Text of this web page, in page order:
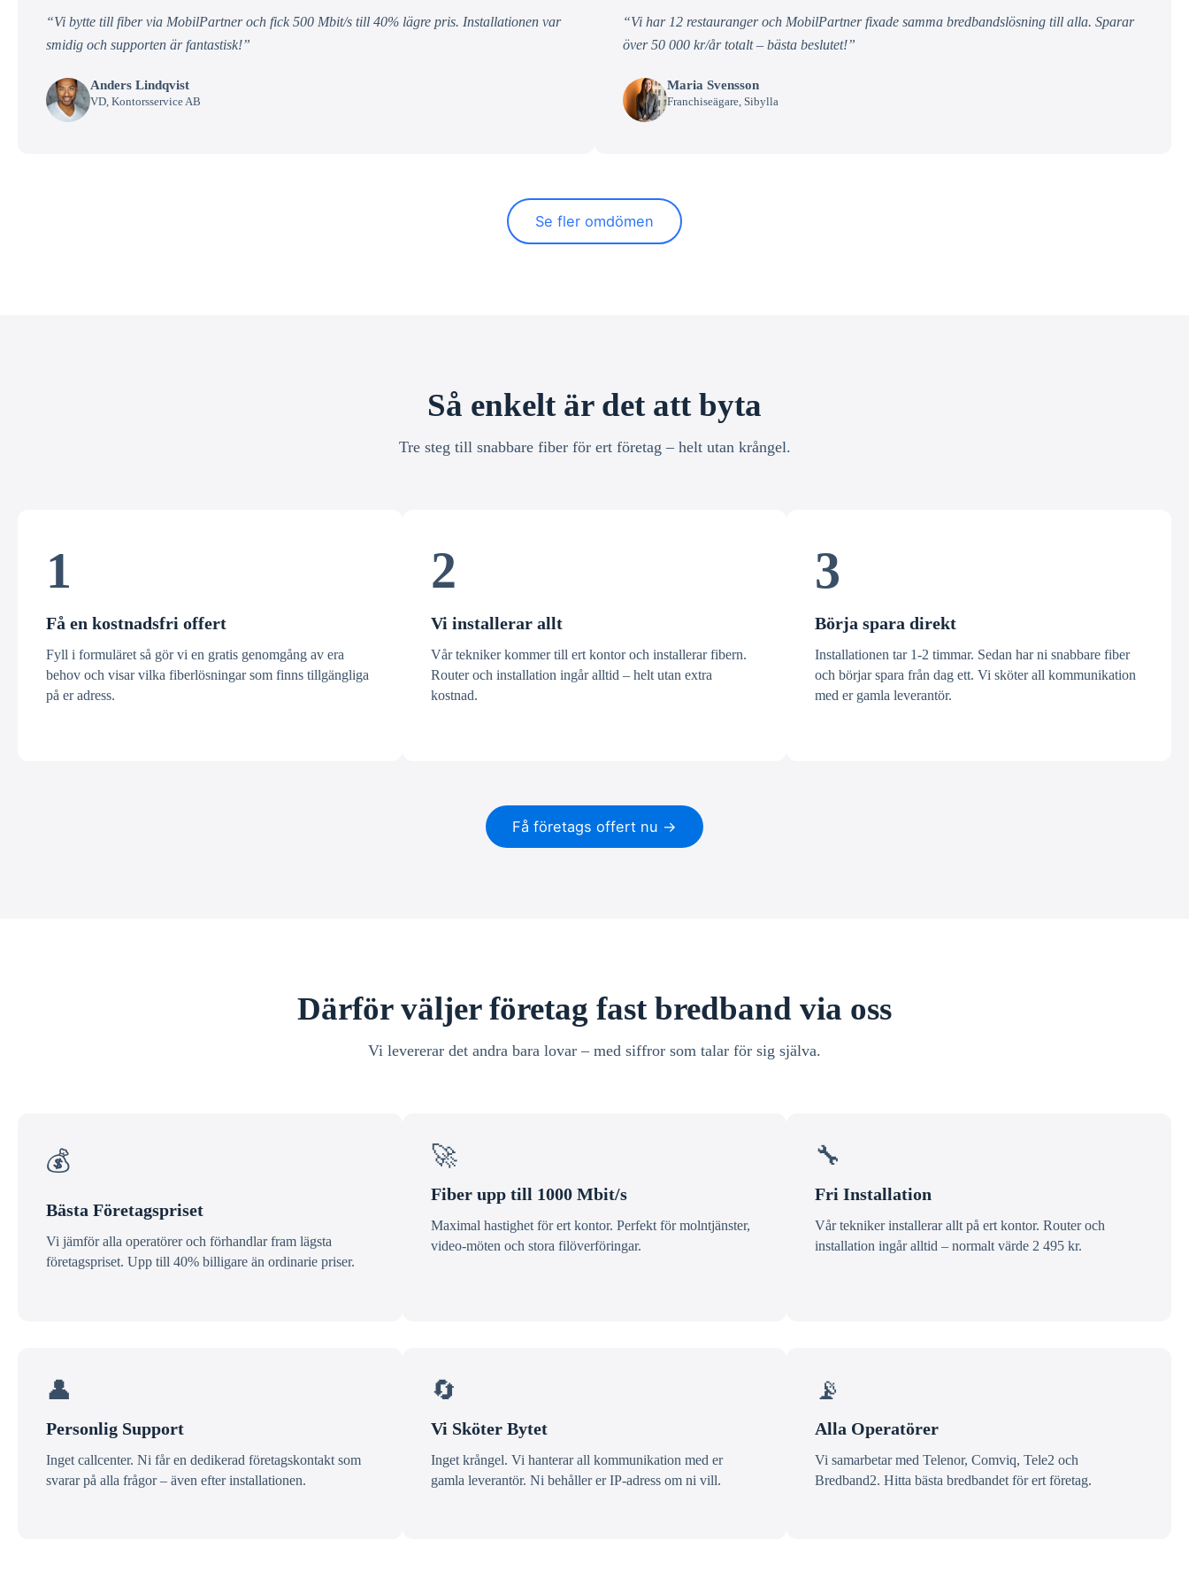
“Vi bytte till fiber via MobilPartner och fick 500 Mbit/s till 40% lägre pris. Installationen var
smidig och supporten är fantastisk!”
Anders Lindqvist
VD, Kontorsservice AB
“Vi har 12 restauranger och MobilPartner fixade samma bredbandslösning till alla. Sparar
över 50 000 kr/år totalt – bästa beslutet!”
Maria Svensson
Franchiseägare, Sibylla
Se fler omdömen
Så enkelt är det att byta
Tre steg till snabbare fiber för ert företag – helt utan krångel.
1
Få en kostnadsfri offert
Fyll i formuläret så gör vi en gratis genomgång av era
behov och visar vilka fiberlösningar som finns tillgängliga
på er adress.
2
Vi installerar allt
Vår tekniker kommer till ert kontor och installerar fibern.
Router och installation ingår alltid – helt utan extra
kostnad.
3
Börja spara direkt
Installationen tar 1-2 timmar. Sedan har ni snabbare fiber
och börjar spara från dag ett. Vi sköter all kommunikation
med er gamla leverantör.
Få företags offert nu →
Därför väljer företag fast bredband via oss
Vi levererar det andra bara lovar – med siffror som talar för sig själva.
💰
Bästa Företagspriset
Vi jämför alla operatörer och förhandlar fram lägsta
företagspriset. Upp till 40% billigare än ordinarie priser.
🚀
Fiber upp till 1000 Mbit/s
Maximal hastighet för ert kontor. Perfekt för molntjänster,
video-möten och stora filöverföringar.
🔧
Fri Installation
Vår tekniker installerar allt på ert kontor. Router och
installation ingår alltid – normalt värde 2 495 kr.
👤
Personlig Support
Inget callcenter. Ni får en dedikerad företagskontakt som
svarar på alla frågor – även efter installationen.
🔄
Vi Sköter Bytet
Inget krångel. Vi hanterar all kommunikation med er
gamla leverantör. Ni behåller er IP-adress om ni vill.
📡
Alla Operatörer
Vi samarbetar med Telenor, Comviq, Tele2 och
Bredband2. Hitta bästa bredbandet för ert företag.